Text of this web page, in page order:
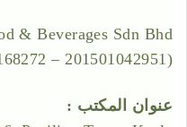
& Beverages Sdn Bhd
(201501042951 – 1168272-U)
عنوان المكتب :